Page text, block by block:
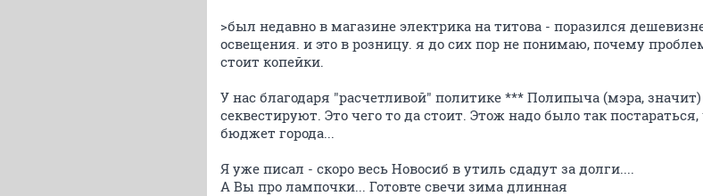
>был недавно в магазине электрика на титова - поразился
освещения. и это в розницу. я до сих пор не понимаю, почему
стоит копейки.
У нас благодаря "расчетливой" политике *** Полипыча (мэра,
секвестируют. Это чего то да стоит. Этож надо было так постараться,
бюджет города...
Я уже писал - скоро весь Новосиб в утиль сдадут за долги....
А Вы про лампочки... Готовте свечи зима длинная